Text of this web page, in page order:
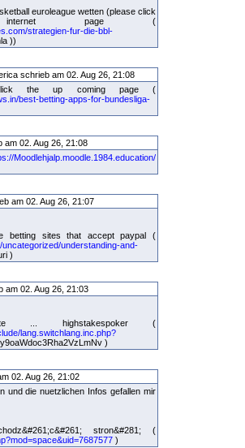
euroleague wetten (please click
page (
strategien-fur-die-bbl-
))
schrieb am 02. Aug 26, 21:08
the up coming page (
best-betting-apps-for-bundesliga-
02. Aug 26, 21:08
Moodlehjalp.moodle.1984.education/
am 02. Aug 26, 21:07
betting sites that accept paypal (
understanding-and-
)
am 02. Aug 26, 21:03
highstakespoker (
lang.switchlang.inc.php?
)
02. Aug 26, 21:02
und die nuetzlichen Infos gefallen mir
stron&#281; (
)